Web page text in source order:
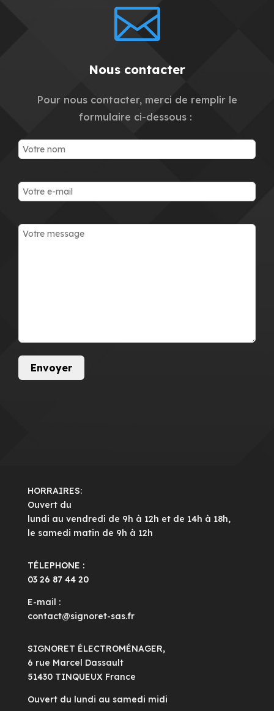

Nous contacter
Pour nous contacter, merci de remplir le
formulaire ci-dessous :
HORRAIRES:
Ouvert du
lundi au vendredi de 9h à 12h et de 14h à 18h,
le samedi matin de 9h à 12h
TÉLEPHONE :
03 26 87 44 20
E-mail :
contact@signoret-sas.fr
SIGNORET ÉLECTROMÉNAGER,
6 rue Marcel Dassault
51430 TINQUEUX France
Ouvert du lundi au samedi midi